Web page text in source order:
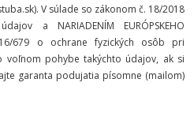
V súlade so zákonom č. 18/2018
a NARIADENÍM EURÓPSKEHO
679 o ochrane fyzických osôb pri
voľnom pohybe takýchto údajov, ak si
garanta podujatia písomne (mailom)